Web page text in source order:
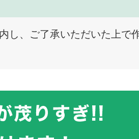
し、ご了承いただいた上で